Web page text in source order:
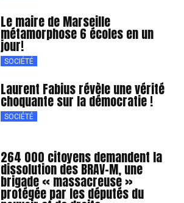
Le maire de Marseille
métamorphose 6 écoles en un
jour!
SOCIÉTÉ
Laurent Fabius révèle une vérité
choquante sur la démocratie !
SOCIÉTÉ
264 000 citoyens demandent la
dissolution des BRAV-M, une
brigade « massacreuse »
protégée par les députés du